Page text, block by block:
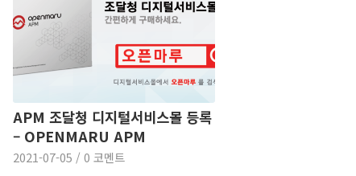
APM 조달청 디지털서비스몰 등록
– OPENMARU APM
2021-07-05 / 0 코멘트